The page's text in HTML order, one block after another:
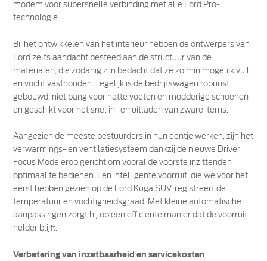
modem voor supersnelle verbinding met alle Ford Pro-
technologie.
Bij het ontwikkelen van het interieur hebben de ontwerpers van
Ford zelfs aandacht besteed aan de structuur van de
materialen, die zodanig zijn bedacht dat ze zo min mogelijk vuil
en vocht vasthouden. Tegelijk is de bedrijfswagen robuust
gebouwd, niet bang voor natte voeten en modderige schoenen
en geschikt voor het snel in- en uitladen van zware items.
Aangezien de meeste bestuurders in hun eentje werken, zijn het
verwarmings- en ventilatiesysteem dankzij de nieuwe Driver
Focus Mode erop gericht om vooral de voorste inzittenden
optimaal te bedienen. Een intelligente voorruit, die we voor het
eerst hebben gezien op de Ford Kuga SUV, registreert de
temperatuur en vochtigheidsgraad. Met kleine automatische
aanpassingen zorgt hij op een efficiënte manier dat de voorruit
helder blijft.
Verbetering van inzetbaarheid en servicekosten